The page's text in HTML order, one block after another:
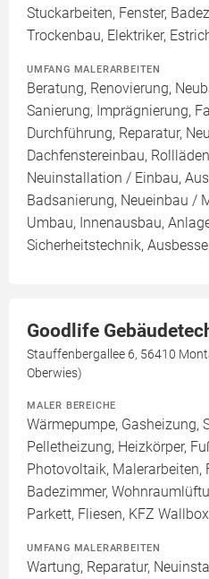
Stuckarbeiten, Fenster,
Trockenbau, Elektriker,
UMFANG MALERARBEITEN
Beratung, Renovierung,
Sanierung, Imprägnierung,
Durchführung, Reparatur,
Dachfenstereinbau,
Neuinstallation / Einbau,
Badsanierung, Neueinbau /
Umbau, Innenausbau,
Sicherheitstechnik,
Goodlife
Stauffenbergallee 6, 56410
Oberwies)
MALER BEREICHE
Wärmepumpe, Gasheizung,
Pelletheizung, Heizkörper,
Photovoltaik, Malerarbeiten,
Badezimmer,
Parkett, Fliesen, KFZ
UMFANG MALERARBEITEN
Wartung, Reparatur,